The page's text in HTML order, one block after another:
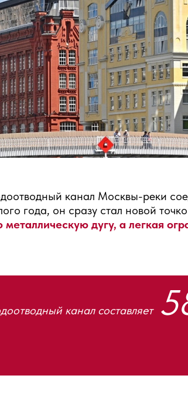
канал Москвы-реки
года, он сразу стал новой
дугу, а легкая
канал составляет